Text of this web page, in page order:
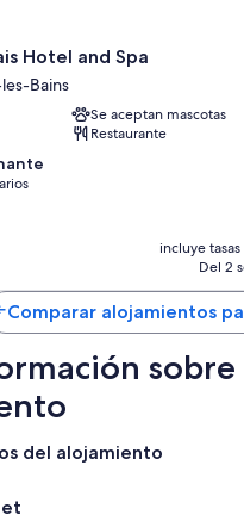
Hotel and Spa
Bains
Se aceptan mascotas
Restaurante
incluye
Del 2
Comparar alojamientos
sobre
del alojamiento